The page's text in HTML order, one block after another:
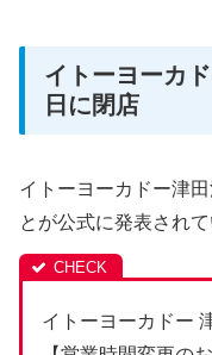
イトーヨーカ
日に閉店
イトーヨーカドー津
とが公式に発表されて
イトーヨーカドー